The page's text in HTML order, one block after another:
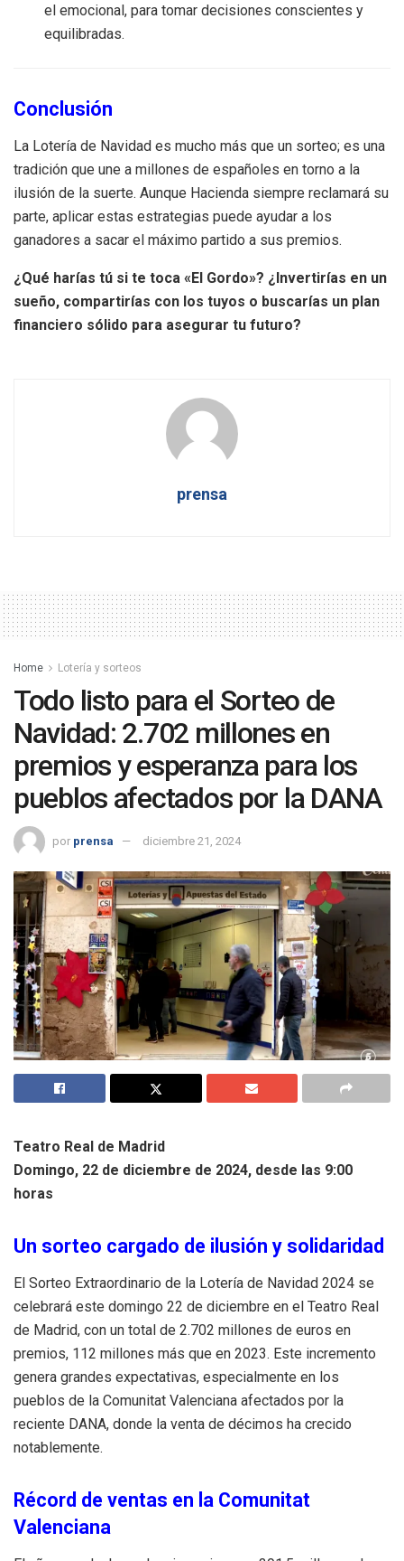
el emocional, para tomar decisiones conscientes y
equilibradas.
Conclusión
La Lotería de Navidad es mucho más que un sorteo; es una
tradición que une a millones de españoles en torno a la
ilusión de la suerte. Aunque Hacienda siempre reclamará su
parte, aplicar estas estrategias puede ayudar a los
ganadores a sacar el máximo partido a sus premios.
¿Qué harías tú si te toca «El Gordo»? ¿Invertirías en un
sueño, compartirías con los tuyos o buscarías un plan
financiero sólido para asegurar tu futuro?
prensa
Home Lotería y sorteos
Todo listo para el Sorteo de
Navidad: 2.702 millones en
premios y esperanza para los
pueblos afectados por la DANA
por prensa diciembre 21, 2024
Teatro Real de Madrid
Domingo, 22 de diciembre de 2024, desde las 9:00
horas
Un sorteo cargado de ilusión y solidaridad
El Sorteo Extraordinario de la Lotería de Navidad 2024 se
celebrará este domingo 22 de diciembre en el Teatro Real
de Madrid, con un total de 2.702 millones de euros en
premios, 112 millones más que en 2023. Este incremento
genera grandes expectativas, especialmente en los
pueblos de la Comunitat Valenciana afectados por la
reciente DANA, donde la venta de décimos ha crecido
notablemente.
Récord de ventas en la Comunitat
Valenciana